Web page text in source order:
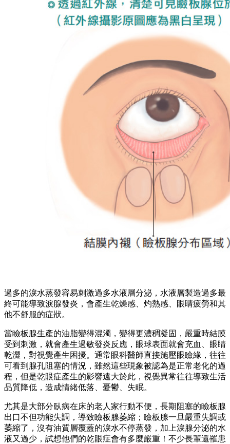
過多的淚水蒸發容易刺激過多水液層分泌，水液層製造過多最
終可能導致淚腺發炎，會產生乾燥感、灼熱感、眼睛疲勞和其
他不舒服的症狀。
當瞼板腺生產的油脂變得混濁，變得更濃稠凝固，嚴重時結膜
受到刺激，就會產生過敏發炎反應，眼球表面就會充血、眼睛
乾澀，對視覺產生困擾。通常眼科醫師直接施壓眼瞼緣，往往
可看到腺孔阻塞的情況，雖然這些現象被認為是正常老化的過
程，但是乾眼症產生的影響遠大於此，視覺異常往往導致生活
品質降低，造成情緒低落、憂鬱、失眠。
尤其是大部分臥病在床的老人家行動不便，長期阻塞的瞼板腺
出口不但功能失調，導致瞼板腺萎縮；瞼板腺一旦嚴重失調或
萎縮了，沒有油質層覆蓋的淚水不停蒸發，加上淚腺分泌的水
液又過少，試想他們的乾眼症會有多麼嚴重！不少長輩還罹患